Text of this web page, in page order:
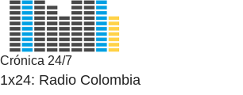
Crónica 24/7
1x24: Radio Colombia